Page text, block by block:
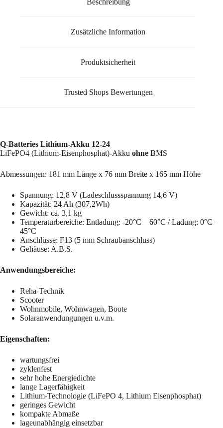
Zusätzliche Information
Produktsicherheit
Trusted Shops Bewertungen
Q-Batteries Lithium-Akku 12-24
LiFePO4 (Lithium-Eisenphosphat)-Akku ohne BMS
Abmessungen: 181 mm Länge x 76 mm Breite x 165 mm Höhe
Spannung: 12,8 V (Ladeschlussspannung 14,6 V)
Kapazität: 24 Ah (307,2Wh)
Gewicht: ca. 3,1 kg
Temperaturbereiche: Entladung: -20°C – 60°C / Ladung: 0°C –
45°C
Anschlüsse: F13 (5 mm Schraubanschluss)
Gehäuse: A.B.S.
Anwendungsbereiche:
Reha-Technik
Scooter
Wohnmobile, Wohnwagen, Boote
Solaranwendungungen u.v.m.
Eigenschaften:
wartungsfrei
zyklenfest
sehr hohe Energiedichte
lange Lagerfähigkeit
Lithium-Technologie (LiFePO 4, Lithium Eisenphosphat)
geringes Gewicht
kompakte Abmaße
lageunabhängig einsetzbar